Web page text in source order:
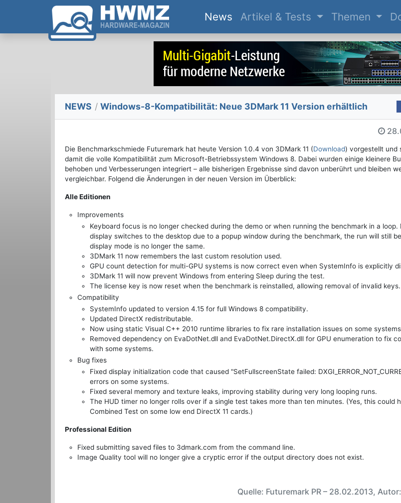
News(current)
Artikel & Tests Themen
NEWS / Windows-8-Kompatibilität: Neue 3DMark 11 Version erhältlich
Die Benchmarkschmiede Futuremark hat heute Version 1.0.4 von 3DMark 11 (Download) vorgestellt und
damit die volle Kompatibilität zum Microsoft-Betriebssystem Windows 8. Dabei wurden einige kleinere
behoben und Verbesserungen integriert – alle bisherigen Ergebnisse sind davon unberührt und bleiben
vergleichbar. Folgend die Änderungen in der neuen Version im Überblick:
Alle Editionen
Improvements
Keyboard focus is no longer checked during the demo or when running the benchmark in a
display switches to the desktop due to a popup window during the benchmark, the run will still
display mode is no longer the same.
3DMark 11 now remembers the last custom resolution used.
GPU count detection for multi-GPU systems is now correct even when SystemInfo is explicitly
3DMark 11 will now prevent Windows from entering Sleep during the test.
The license key is now reset when the benchmark is reinstalled, allowing removal of invalid keys.
Compatibility
SystemInfo updated to version 4.15 for full Windows 8 compatibility.
Updated DirectX redistributable.
Now using static Visual C++ 2010 runtime libraries to fix rare installation issues on some
Removed dependency on EvaDotNet.dll and EvaDotNet.DirectX.dll for GPU enumeration to fix
with some systems.
Bug fixes
Fixed display initialization code that caused "SetFullscreenState failed:
errors on some systems.
Fixed several memory and texture leaks, improving stability during very long looping runs.
The HUD timer no longer rolls over if a single test takes more than ten minutes. (Yes, this could
Combined Test on some low end DirectX 11 cards.)
Professional Edition
Fixed submitting saved files to 3dmark.com from the command line.
Image Quality tool will no longer give a cryptic error if the output directory does not exist.
Quelle: Futuremark PR – 28.02.2013,